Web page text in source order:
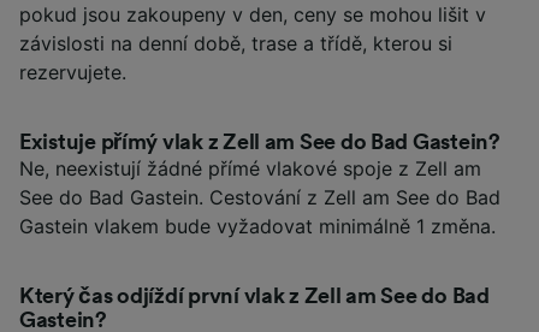
pokud jsou zakoupeny v den, ceny se mohou lišit v
závislosti na denní době, trase a třídě, kterou si
rezervujete.
Existuje přímý vlak z Zell am See do Bad Gastein?
Ne, neexistují žádné přímé vlakové spoje z Zell am
See do Bad Gastein. Cestování z Zell am See do Bad
Gastein vlakem bude vyžadovat minimálně 1 změna.
Který čas odjíždí první vlak z Zell am See do Bad
Gastein?